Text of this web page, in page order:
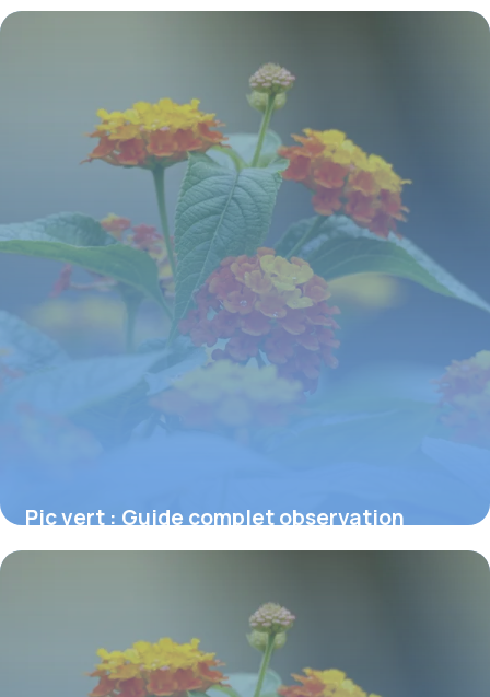
Pic vert : Guide complet observation
nature